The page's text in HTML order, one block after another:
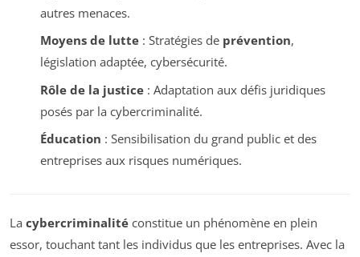
autres menaces.
Moyens de lutte: Stratégies de prévention,
législation adaptée, cybersécurité.
Rôle de la justice: Adaptation aux défis juridiques
posés par la cybercriminalité.
Éducation : Sensibilisation du grand public et des
entreprises aux risques numériques.
La cybercriminalité constitue un phénomène en plein
essor, touchant tant les individus que les entreprises. Avec la